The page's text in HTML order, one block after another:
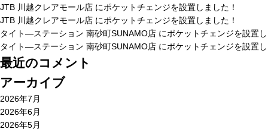
JTB 川越クレアモール店 にポケットチェンジを設置しました！
JTB 川越クレアモール店 にポケットチェンジを設置しました！
タイト―ステーション 南砂町SUNAMO店 にポケットチェンジを設置し
タイト―ステーション 南砂町SUNAMO店 にポケットチェンジを設置し
最近のコメント
アーカイブ
2026年7月
2026年6月
2026年5月